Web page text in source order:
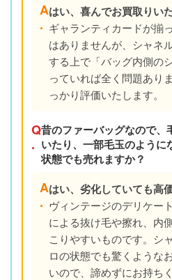
A
.
はい、喜んでお買取りい
ギャランティカードが揃
はありませんが、シャネ
する上で「バッグ内側の
っていれば全く問題あり
っかり評価いたします。
Q
.
昔のファーバッグなので、
いたり、一部毛玉のように
状態でも売れますか？
A
.
はい、劣化していても高
ヴィンテージのデリケー
による抜け毛や擦れ、内
こりやすいものです。シ
ロの状態でも驚くような
いので、諦めずにお持ち